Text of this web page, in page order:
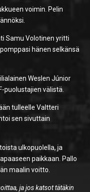
voimin. Pelin
Samu Volotinen yritti
hänen selkänsä
Weslen Júnior
puolustajien välistä.
tulleelle Valtteri
sen sivuttain
ulkopuolella, ja
paikkaan. Pallo
maalin voitto.
ja jos katsot tätäkin